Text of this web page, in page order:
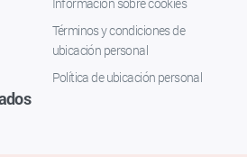
Términos y condiciones de
ubicación personal
Política de ubicación personal